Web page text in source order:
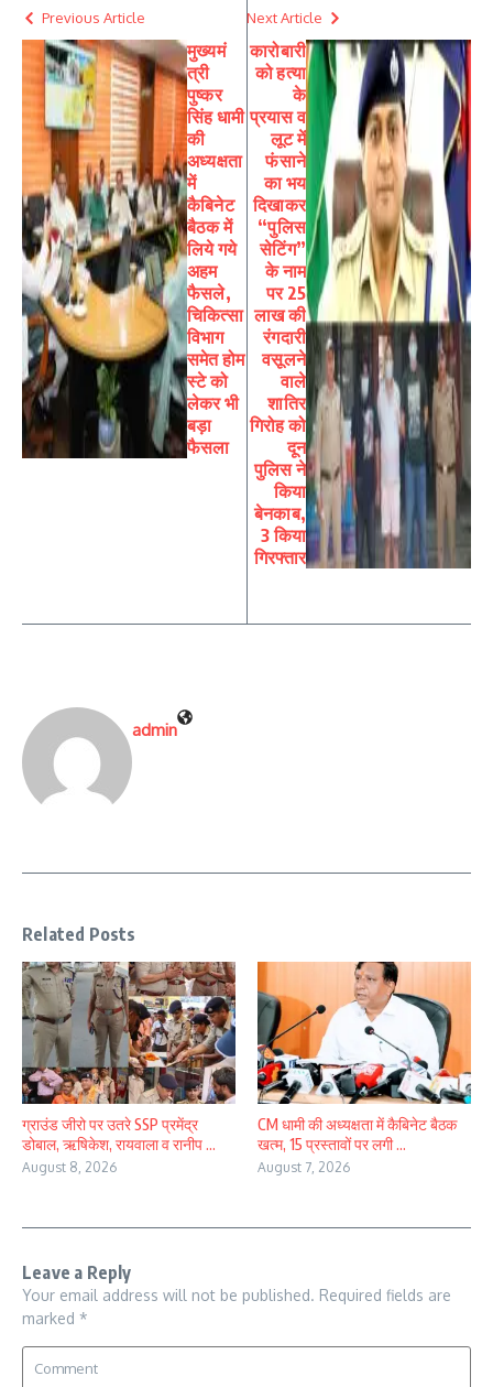
Previous Article
मुख्यमं
त्री
पुष्कर
सिंह धामी
की
अध्यक्षता
में
कैबिनेट
बैठक में
लिये गये
अहम
फैसले,
चिकित्सा
विभाग
समेत होम
स्टे को
लेकर भी
बड़ा
फैसला
Next Article
कारोबारी
को हत्या
के
प्रयास व
लूट में
फंसाने
का भय
दिखाकर
“पुलिस
सेटिंग”
के नाम
पर 25
लाख की
रंगदारी
वसूलने
वाले
शातिर
गिरोह को
दून
पुलिस ने
किया
बेनकाब,
3 किया
गिरफ्तार
admin
Related Posts
ग्राउंड जीरो पर उतरे SSP प्रमेंद्र
डोबाल, ऋषिकेश, रायवाला व रानीप ...
August 8, 2026
CM धामी की अध्यक्षता में कैबिनेट बैठक
खत्म, 15 प्रस्तावों पर लगी ...
August 7, 2026
Leave a Reply
Your email address will not be published. Required fields are
marked *